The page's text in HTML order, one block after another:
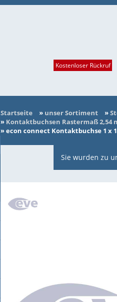
Startseite » unser Sortiment »
» Kontaktbuchsen Rastermaß 2,54
»econ connect Kontaktbuchse 1 x
Sie wurden zu
Kostenloser Rückruf